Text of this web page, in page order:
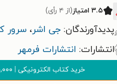
۳.۵ امتیاز (از ۴ رأی)
پدیدآورندگان: جی اشر، سرور
انتشارات: انتشارات فرمهر
خرید کتاب الکترونیکی